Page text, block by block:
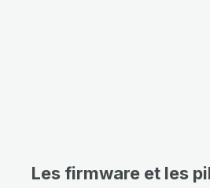
Les firmware et les